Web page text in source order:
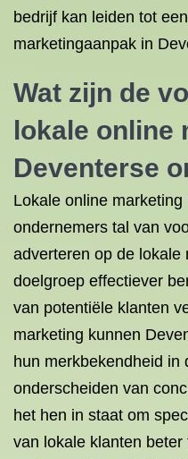
bedrijf kan leiden tot
marketingaanpak in
Wat zijn de
lokale online
Deventerse
Lokale online
ondernemers tal van
adverteren op de lokale
doelgroep effectiever
van potentiële klanten
marketing kunnen
hun merkbekendheid in
onderscheiden van
het hen in staat om
van lokale klanten